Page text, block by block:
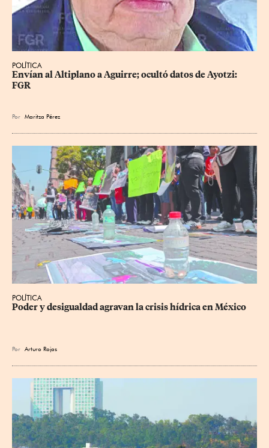
POLÍTICA
Envían al Altiplano a Aguirre; ocultó datos de Ayotzi:
FGR
Por Maritza Pérez
POLÍTICA
Poder y desigualdad agravan la crisis hídrica en México
Por Arturo Rojas